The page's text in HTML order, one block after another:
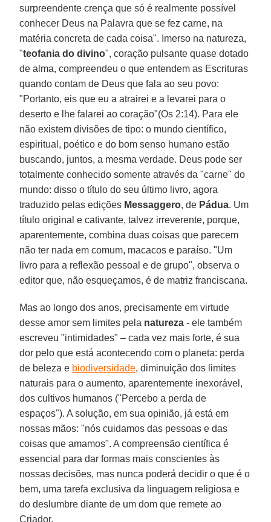
surpreendente crença que só é realmente possível
conhecer Deus na Palavra que se fez carne, na
matéria concreta de cada coisa". Imerso na natureza,
"teofania do divino", coração pulsante quase dotado
de alma, compreendeu o que entendem as Escrituras
quando contam de Deus que fala ao seu povo:
"Portanto, eis que eu a atrairei e a levarei para o
deserto e lhe falarei ao coração"(Os 2:14). Para ele
não existem divisões de tipo: o mundo científico,
espiritual, poético e do bom senso humano estão
buscando, juntos, a mesma verdade. Deus pode ser
totalmente conhecido somente através da "carne" do
mundo: disso o título do seu último livro, agora
traduzido pelas edições Messaggero, de Pádua. Um
título original e cativante, talvez irreverente, porque,
aparentemente, combina duas coisas que parecem
não ter nada em comum, macacos e paraíso. "Um
livro para a reflexão pessoal e de grupo", observa o
editor que, não esqueçamos, é de matriz franciscana.
Mas ao longo dos anos, precisamente em virtude
desse amor sem limites pela natureza - ele também
escreveu "intimidades" – cada vez mais forte, é sua
dor pelo que está acontecendo com o planeta: perda
de beleza e biodiversidade, diminuição dos limites
naturais para o aumento, aparentemente inexorável,
dos cultivos humanos ("Percebo a perda de
espaços"). A solução, em sua opinião, já está em
nossas mãos: "nós cuidamos das pessoas e das
coisas que amamos". A compreensão científica é
essencial para dar formas mais conscientes às
nossas decisões, mas nunca poderá decidir o que é o
bem, uma tarefa exclusiva da linguagem religiosa e
do deslumbre diante de um dom que remete ao
Criador.